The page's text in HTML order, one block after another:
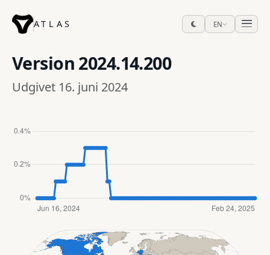
ATLAS EN
Version 2024.14.200
Udgivet 16. juni 2024